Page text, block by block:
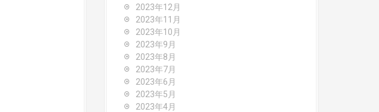
2023年12月
2023年11月
2023年10月
2023年9月
2023年8月
2023年7月
2023年6月
2023年5月
2023年4月